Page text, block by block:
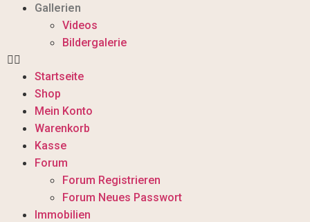
Gallerien
Videos
Bildergalerie
Startseite
Shop
Mein Konto
Warenkorb
Kasse
Forum
Forum Registrieren
Forum Neues Passwort
Immobilien